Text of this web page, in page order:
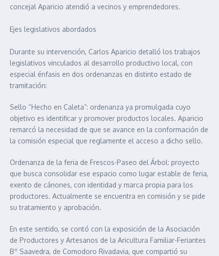
concejal Aparicio atendió a vecinos y emprendedores.
Ejes legislativos abordados
Durante su intervención, Carlos Aparicio detalló los trabajos
legislativos vinculados al desarrollo productivo local, con
especial énfasis en dos ordenanzas en distinto estado de
tramitación:
Sello “Hecho en Caleta”: ordenanza ya promulgada cuyo
objetivo es identificar y promover productos locales. Aparicio
remarcó la necesidad de que se avance en la conformación de
la comisión especial que reglamente el acceso a dicho sello.
Ordenanza de la feria de Frescos-Paseo del Árbol: proyecto
que busca consolidar ese espacio como lugar estable de feria,
exento de cánones, con identidad y marca propia para los
productores. Actualmente se encuentra en comisión y se pide
su tratamiento y aprobación.
En este sentido, se contó con la exposición de la Asociación
de Productores y Artesanos de la Aricultura Familiar-Feriantes
Bº Saavedra, de Comodoro Rivadavia, que compartió su